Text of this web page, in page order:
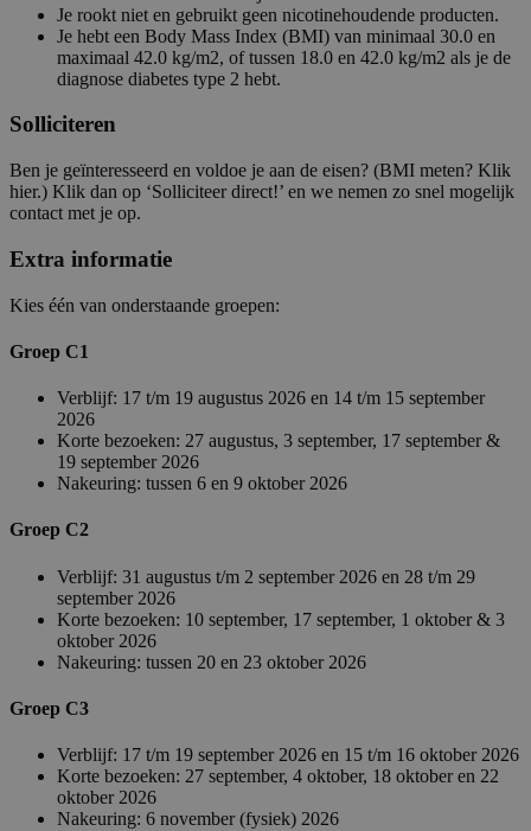
Je rookt niet en gebruikt geen nicotinehoudende producten.
Je hebt een Body Mass Index (BMI) van minimaal 30.0 en
maximaal 42.0 kg/m2, of tussen 18.0 en 42.0 kg/m2 als je de
diagnose diabetes type 2 hebt.
Solliciteren
Ben je geïnteresseerd en voldoe je aan de eisen? (BMI meten? Klik
hier.) Klik dan op ‘Solliciteer direct!’ en we nemen zo snel mogelijk
contact met je op.
Extra informatie
Kies één van onderstaande groepen:
Groep C1
Verblijf: 17 t/m 19 augustus 2026 en 14 t/m 15 september
2026
Korte bezoeken: 27 augustus, 3 september, 17 september &
19 september 2026
Nakeuring: tussen 6 en 9 oktober 2026
Groep C2
Verblijf: 31 augustus t/m 2 september 2026 en 28 t/m 29
september 2026
Korte bezoeken: 10 september, 17 september, 1 oktober & 3
oktober 2026
Nakeuring: tussen 20 en 23 oktober 2026
Groep C3
Verblijf: 17 t/m 19 september 2026 en 15 t/m 16 oktober 2026
Korte bezoeken: 27 september, 4 oktober, 18 oktober en 22
oktober 2026
Nakeuring: 6 november (fysiek) 2026